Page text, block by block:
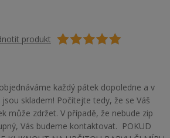
produkt
každý pátek dopoledne a v
jsou skladem! Počítejte tedy, že se Váš
může zdržet. V případě, že nebude zip
Vás budeme kontaktovat. POKUD